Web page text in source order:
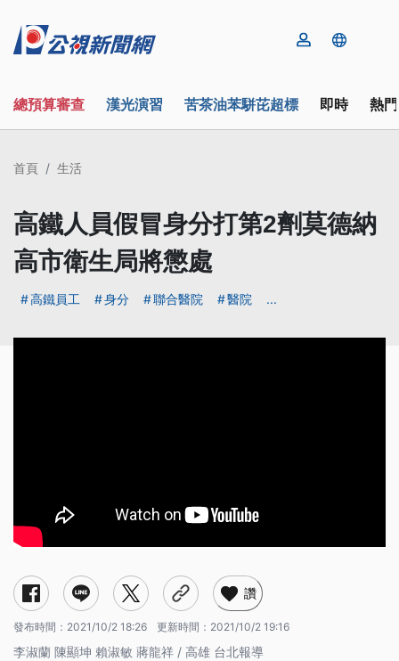
總預算審查 漢光演習 苦茶油苯駢芘超標 即時 熱
首頁 生活
高鐵人員假冒身分打第2劑莫德納
高市衛生局將懲處
高鐵員工 身分 聯合醫院 醫院 ...
讚
發布時間： 2021/10/2 18:26 更新時間： 2021/10/2 19:16
李淑蘭 陳顯坤 賴淑敏 蔣龍祥 / 高雄 台北報導